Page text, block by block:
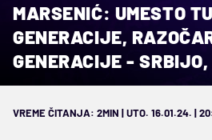
MARSENIĆ: UMESTO
GENERACIJE,
GENERACIJE -
VREME ČITANJA: 2MIN | UTO. 16.01.24. |